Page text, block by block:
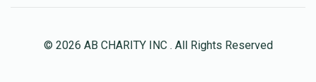
© 2026 AB CHARITY INC . All Rights Reserved